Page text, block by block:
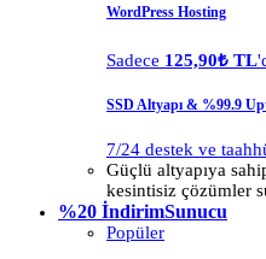
WordPress Hosting
Sadece 125,90₺ TL
SSD Altyapı & %99.9
7/24 destek ve
Güçlü altyapıya
kesintisiz çözümler
%20 İndirimSunucu
Popüler